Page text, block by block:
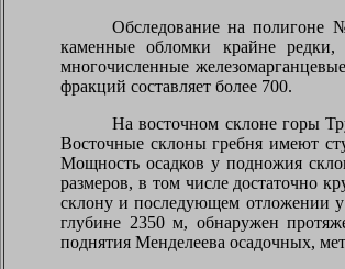
Обследование на полигоне
каменные обломки крайне
многочисленные
фракций составляет более 700.
На восточном склоне горы
Восточные склоны гребня имеют
Мощность осадков у подножия
размеров, в том числе достаточно
склону и последующем отложении
глубине 2350 м, обнаружен
поднятия Менделеева осадочных,